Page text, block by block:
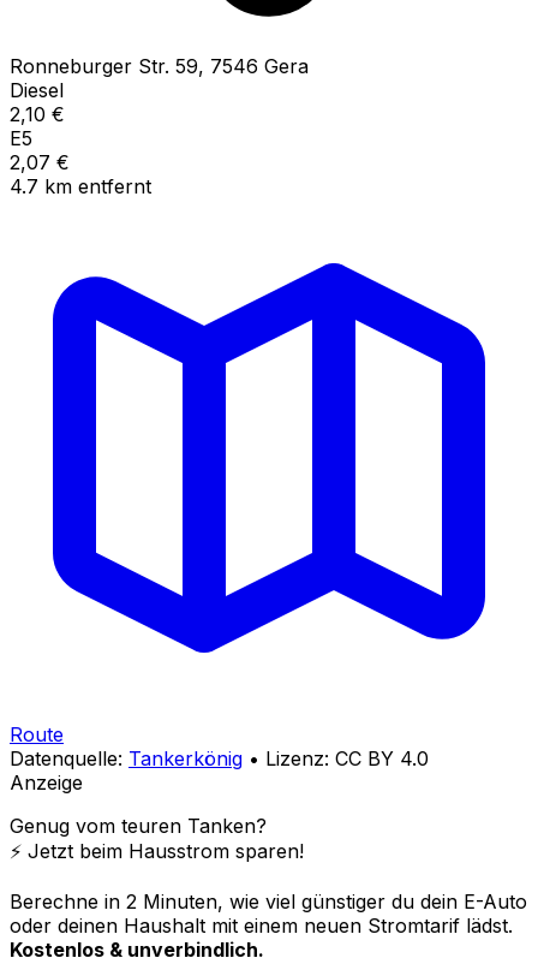
Ronneburger Str. 59, 7546 Gera
Diesel
2,10 €
E5
2,07 €
4.7 km entfernt
Route
Datenquelle: Tankerkönig • Lizenz: CC BY 4.0
Anzeige
Genug vom teuren Tanken?
⚡️ Jetzt beim Hausstrom sparen!
Berechne in 2 Minuten, wie viel günstiger du dein E-Auto
oder deinen Haushalt mit einem neuen Stromtarif lädst.
Kostenlos & unverbindlich.